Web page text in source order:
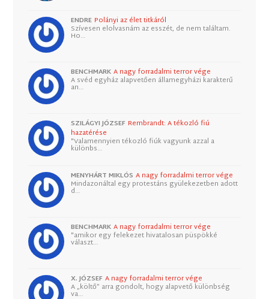
ENDRE Polányi az élet titkáról
Szívesen elolvasnám az esszét, de nem találtam.
Ho…
BENCHMARK A nagy forradalmi terror vége
A svéd egyház alapvetően államegyházi karakterű
an…
SZILÁGYI JÓZSEF Rembrandt: A tékozló fiú
hazatérése
"Valamennyien tékozló fiúk vagyunk azzal a
különbs…
MENYHÁRT MIKLÓS A nagy forradalmi terror vége
Mindazonáltal egy protestáns gyülekezetben adott
d…
BENCHMARK A nagy forradalmi terror vége
"amikor egy felekezet hivatalosan püspökké
választ…
X. JÓZSEF A nagy forradalmi terror vége
A „költő” arra gondolt, hogy alapvető különbség
va…